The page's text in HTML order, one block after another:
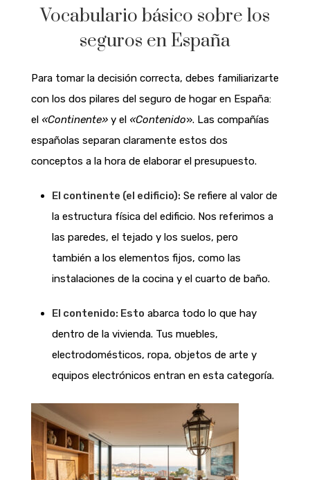
Vocabulario básico sobre los
seguros en España
Para tomar la decisión correcta, debes familiarizarte
con los dos pilares del seguro de hogar en España:
el «Continente» y el «Contenido». Las compañías
españolas separan claramente estos dos
conceptos a la hora de elaborar el presupuesto.
El continente (el edificio): Se refiere al valor de
la estructura física del edificio. Nos referimos a
las paredes, el tejado y los suelos, pero
también a los elementos fijos, como las
instalaciones de la cocina y el cuarto de baño.
El contenido: Esto abarca todo lo que hay
dentro de la vivienda. Tus muebles,
electrodomésticos, ropa, objetos de arte y
equipos electrónicos entran en esta categoría.